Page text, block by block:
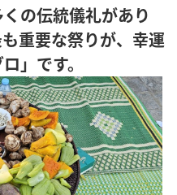
の伝統儀礼があり
重要な祭りが、幸運
」です。